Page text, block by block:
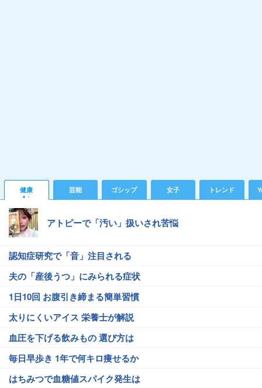
健康 芸能 ゴシップ 女子 トレンド
アトピーで「汚い」扱いされ苦悩
認知症研究で「音」注目される
夫の「産後うつ」にみられる症状
1日10回 お腹引き締まる簡単習慣
太りにくいアイス 栄養士が解説
血圧を下げる飲みもの 選び方は
毎日早歩き 1年で何キロ痩せるか
はちみつで血糖値スパイク発生は